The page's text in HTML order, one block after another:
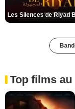
Top films